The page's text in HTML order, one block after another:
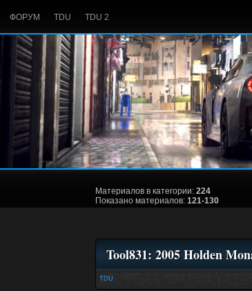
ФОРУМ TDU TDU 2
Материалов в категории: 224
Показано материалов: 121-130
Tool831: 2005 Holden
TDU